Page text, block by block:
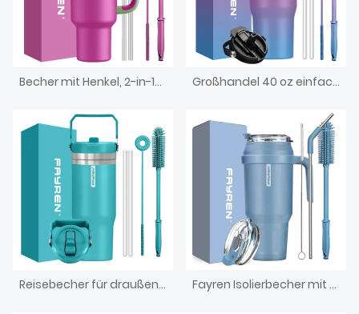
Becher mit Henkel, 2-in-1-Trinkhalm und Trinkdeckel, auslaufsicher, spülmaschinenfest, isolierter Reisekaffeebecher aus Edelstahl, hält 34 Stunden kalt Großhandel 40 oz einfacher Becher mit Deckelgriff und Strohhalm Doppelwandige Vakuum-Edelstahl-Wasserflasche Isolierte Kaffeetasse
Reisebecher für draußen, 590 ml, Edelstahl, vakuumisolierter Becher mit Griff, Deckel und Strohhalm, isolierter Kaffeebecher Fayren Isolierbecher mit Griff, doppelwandiger Vakuum-Edelstahlbecher mit Strohhalm und Deckel, für kalte/heiße Getränke, auslaufsicher, Kaffee-Reisebecher